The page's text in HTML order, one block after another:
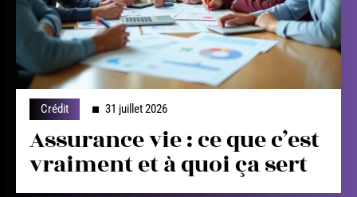
Crédit 31 juillet 2026
Assurance vie : ce que c’est
vraiment et à quoi ça sert